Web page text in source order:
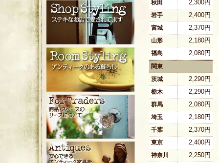
秋田 2,300円
岩手 2,400円
宮城 2,370円
山形 2,180円
福島 2,080円
関東
茨城
2,290円
栃木 2,290円
群馬 2,080円
埼玉 2,180円
千葉 2,370円
東京 2,400円
神奈川 2,250円